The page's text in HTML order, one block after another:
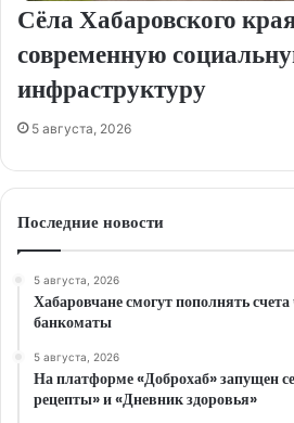
Сёла Хабаровского
современную
инфраструктуру
5 августа, 2026
Последние новости
5 августа, 2026
Хабаровчане смогут пополнять счета
банкоматы
5 августа, 2026
На платформе «Доброхаб» запущен
рецепты» и «Дневник здоровья»